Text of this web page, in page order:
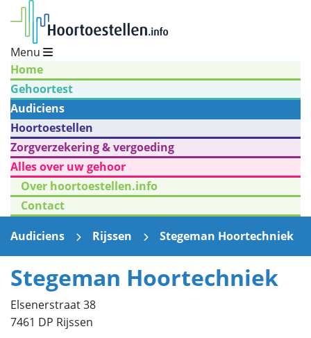
Menu
Home
Gehoortest
Audiciens
Hoortoestellen
Zorgverzekering & vergoeding
Alles over uw gehoor
Over hoortoestellen.info
Contact
Audiciens
Rijssen Stegeman Hoortechniek
Stegeman Hoortechniek
Elsenerstraat 38
7461 DP Rijssen